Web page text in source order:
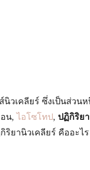
นิวเคลียร์ ซึ่งเป็นส่ว
อน,ไอโซโทป, ปฏิกิริย
ริยานิวเคลียร์ คืออะไร